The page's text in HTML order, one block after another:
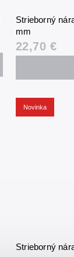
Strieborný
mm
22,70 €
Novinka
Strieborný